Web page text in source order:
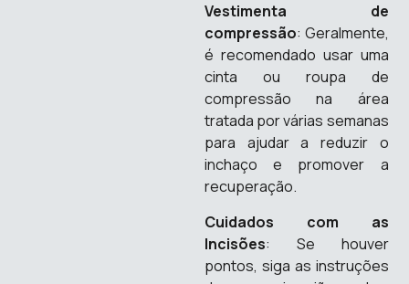
Vestimenta de
compressão: Geralmente,
é recomendado usar uma
cinta ou roupa de
compressão na área
tratada por várias semanas
para ajudar a reduzir o
inchaço e promover a
recuperação.
Cuidados com as
Incisões: Se houver
pontos, siga as instruções